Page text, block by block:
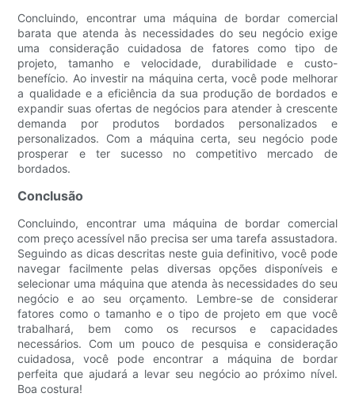
Concluindo, encontrar uma máquina de bordar comercial
barata que atenda às necessidades do seu negócio exige
uma consideração cuidadosa de fatores como tipo de
projeto, tamanho e velocidade, durabilidade e custo-
benefício. Ao investir na máquina certa, você pode melhorar
a qualidade e a eficiência da sua produção de bordados e
expandir suas ofertas de negócios para atender à crescente
demanda por produtos bordados personalizados e
personalizados. Com a máquina certa, seu negócio pode
prosperar e ter sucesso no competitivo mercado de
bordados.
Conclusão
Concluindo, encontrar uma máquina de bordar comercial
com preço acessível não precisa ser uma tarefa assustadora.
Seguindo as dicas descritas neste guia definitivo, você pode
navegar facilmente pelas diversas opções disponíveis e
selecionar uma máquina que atenda às necessidades do seu
negócio e ao seu orçamento. Lembre-se de considerar
fatores como o tamanho e o tipo de projeto em que você
trabalhará, bem como os recursos e capacidades
necessários. Com um pouco de pesquisa e consideração
cuidadosa, você pode encontrar a máquina de bordar
perfeita que ajudará a levar seu negócio ao próximo nível.
Boa costura!